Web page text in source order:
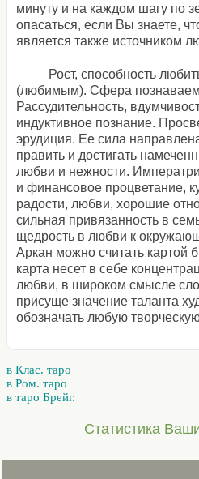
минуту и на каждом шагу по
опасаться, если Вы знаете,
является также источником
Рост, способность
(любимым). Сфера
Рассудительность,
индуктивное познание.
эрудиция. Ее сила
править и достигать
любви и нежности.
и финансовое процветание,
радости, любви, хорошие
сильная привязанность в
щедрость в любви к
Аркан можно считать картой
карта несет в себе
любви, в широком смысле
присуще значение таланта
обозначать любую
в Клас. таро
в Ром. таро
в таро Брейг.
Статистика